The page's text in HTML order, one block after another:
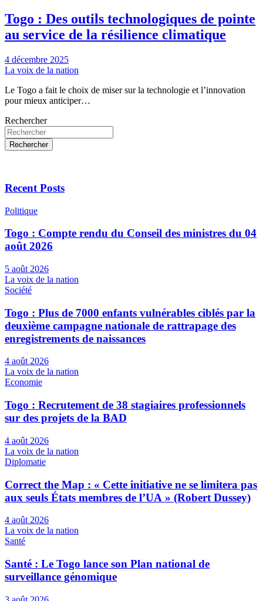
Togo : Des outils technologiques de pointe
au service de la résilience climatique
4 décembre 2025
La voix de la nation
Le Togo a fait le choix de miser sur la technologie et l’innovation
pour mieux anticiper…
Rechercher
Rechercher
Recent Posts
Politique
Togo : Compte rendu du Conseil des ministres du 04
août 2026
5 août 2026
La voix de la nation
Société
Togo : Plus de 7000 enfants vulnérables ciblés par la
deuxième campagne nationale de rattrapage des
enregistrements de naissances
4 août 2026
La voix de la nation
Economie
Togo : Recrutement de 38 stagiaires professionnels
sur des projets de la BAD
4 août 2026
La voix de la nation
Diplomatie
Correct the Map : « Cette initiative ne se limitera pas
aux seuls États membres de l’UA » (Robert Dussey)
4 août 2026
La voix de la nation
Santé
Santé : Le Togo lance son Plan national de
surveillance génomique